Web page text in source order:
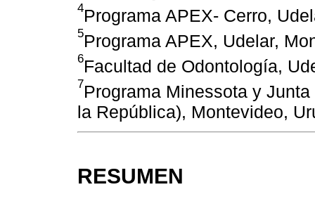
4Programa APEX- Cerro,
5Programa APEX, Udelar,
6Facultad de Odontología,
7Programa Minessota y
la República), Montevideo,
RESUMEN